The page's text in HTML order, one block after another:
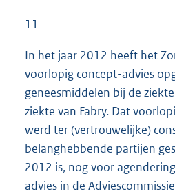
11
In het jaar 2012 heeft het
voorlopig concept-advies
geneesmiddelen bij de
ziekte van Fabry. Dat
werd ter (vertrouwelijke)
belanghebbende partijen
2012 is, nog voor
advies in de